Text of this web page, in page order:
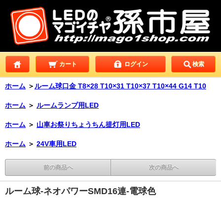
カート ログイン 検索
ホーム ＞ ルーム球口金 T8×28 T10×31 T10×37 T10×44 G14 T10
ホーム ＞ ルームランプ用LED
ホーム ＞ 山車お祭りちょうちん提灯用LED
ホーム ＞ 24V車用LED
前の商品へ 次の商品へ
ルーム球-ネオパワーSMD16連-電球色